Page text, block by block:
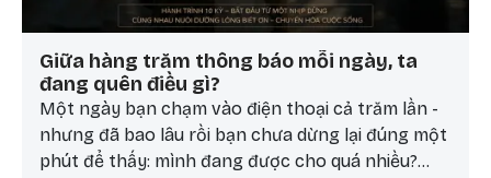
Giữa hàng trăm thông báo mỗi ngày, ta
đang quên điều gì?
Một ngày bạn chạm vào điện thoại cả trăm lần -
nhưng đã bao lâu rồi bạn chưa dừng lại đúng một
phút để thấy: mình đang được cho quá nhiều?